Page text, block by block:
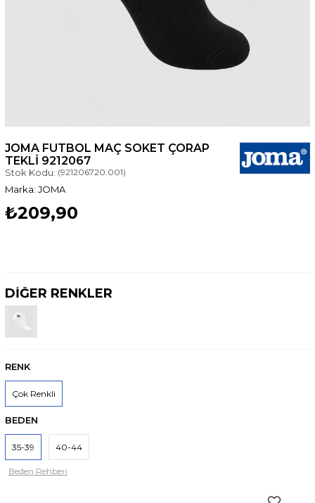
JOMA FUTBOL MAÇ SOKET ÇORAP
TEKLI 9212067
Stok Kodu: (921206720.001)
JOMA
₺209,90
DİĞER RENKLER
RENK
Çok Renkli
BEDEN
35-39 40-44
Beden Rehberi